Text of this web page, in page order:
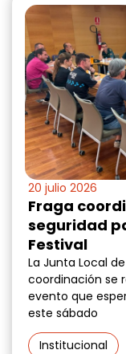
20 julio 2026
Fraga
seguridad
Festival
La Junta Local
coordinación se
evento que
este sábado
Institucional